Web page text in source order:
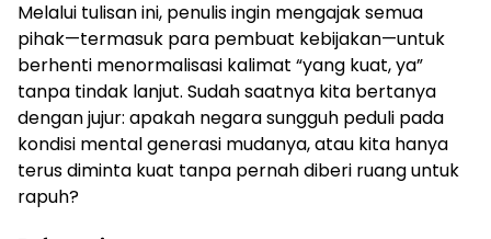
Melalui tulisan ini, penulis ingin mengajak semua
pihak—termasuk para pembuat kebijakan—untuk
berhenti menormalisasi kalimat “yang kuat, ya”
tanpa tindak lanjut. Sudah saatnya kita bertanya
dengan jujur: apakah negara sungguh peduli pada
kondisi mental generasi mudanya, atau kita hanya
terus diminta kuat tanpa pernah diberi ruang untuk
rapuh?